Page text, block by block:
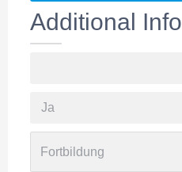
Additional